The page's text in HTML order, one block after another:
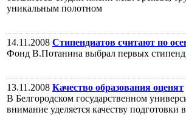
уникальным полотном
14.11.2008 Стипендиатов считают по
Фонд В.Потанина выбрал первых
13.11.2008 Качество образования оценят
В Белгородском государственном
внимание уделяется качеству подготовки